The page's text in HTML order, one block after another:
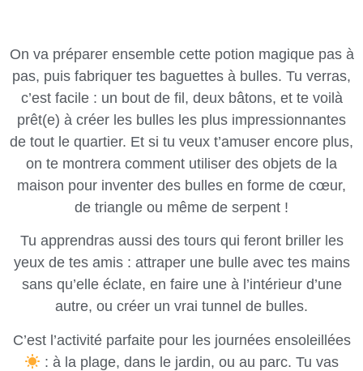
On va préparer ensemble cette potion magique pas à
pas, puis fabriquer tes baguettes à bulles. Tu verras,
c’est facile : un bout de fil, deux bâtons, et te voilà
prêt(e) à créer les bulles les plus impressionnantes
de tout le quartier. Et si tu veux t’amuser encore plus,
on te montrera comment utiliser des objets de la
maison pour inventer des bulles en forme de cœur,
de triangle ou même de serpent !
Tu apprendras aussi des tours qui feront briller les
yeux de tes amis : attraper une bulle avec tes mains
sans qu’elle éclate, en faire une à l’intérieur d’une
autre, ou créer un vrai tunnel de bulles.
C’est l’activité parfaite pour les journées ensoleillées
: à la plage, dans le jardin, ou au parc. Tu vas